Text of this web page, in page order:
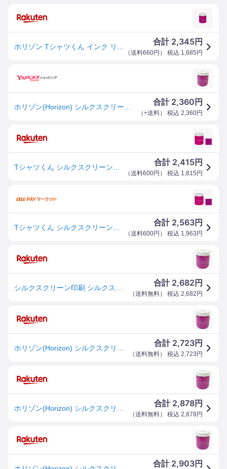
合計 2,345円
（送料660円 ） 税込 1,685 円
合計 2,360 円
（+送料） 税込 2,360円
合計 2,415円
（送料600円 ） 税込 1,815 円
合計 2,563円
（送料600円 ） 税込 1,963 円
合計 2,682 円
（送料無料） 税込 2,682 円
合計 2,723円
（送料無料） 税込 2,723 円
合計 2,878円
（送料無料） 税込 2,878 円
合計 2,903円